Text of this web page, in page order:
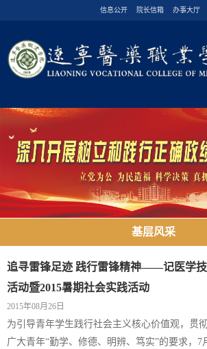
信息公开 院长信箱 办事大厅
基层风采
追寻雷锋足迹 践行雷锋精神——记医学
活动暨2015暑期社会实践活动
2015年08月26日
为引导青年学生践行社会主义核心价值观，贯
广大青年“勤学、修德、明辨、笃实”的要求，7